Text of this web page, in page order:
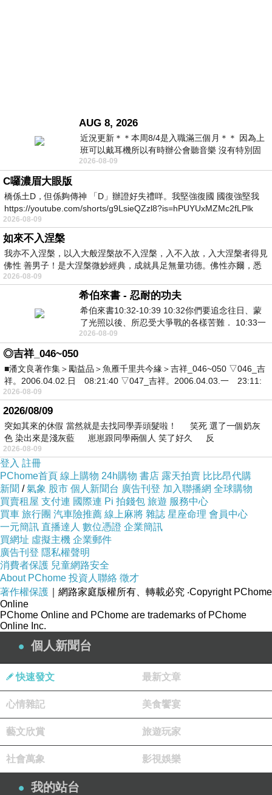
AUG 8, 2026
近況更新＊＊本周8/4是入職滿三個月＊＊ 因為上
班可以戴耳機所以有時辦公會聽音樂 沒有特別固
定哪天但就是一周某一天會固定聽'90
2026-08-09
C囉濃眉大眼版
橋係土D，但係夠傳神 「D」辦證好失禮咩。我堅強復國 國復強堅我
https://youtube.com/shorts/g9LsieQZzl8?is=hPUYUxMZMc2fLPlk
2026-08-09
如來不入涅槃
我亦不入涅槃，以入大般涅槃故不入涅槃，入不入故，入大涅槃者得見
佛性 善男子！是大涅槃微妙經典，成就具足無量功德。佛性亦爾，悉
2026-08-09
希伯來書 - 忍耐的功夫
希伯來書10:32-10:39 10:32你們要追念往日、蒙
了光照以後、所忍受大爭戰的各樣苦難． 10:33一
面被毀謗、遭患難、成了戲景、叫眾人
2026-08-09
◎吉祥_046~050
■潘文良著作集＞勵益品＞魚雁千里共今緣＞吉祥_046~050 ▽046_吉
祥。2006.04.02.日 08:21:40 ▽047_吉祥。2006.04.03.一 23:11:
2026-08-09
2026/08/09
突如其來的休假 當然就是去找同學弄頭髮啦！ 笑死 選了一個奶灰
色 染出來是淺灰藍 崽崽跟同學兩個人 笑了好久 反
2026-08-09
登入 註冊
PChome首頁 線上購物 24h購物 書店 露天拍賣 比比昂代購
新聞 /氣象 股市 個人新聞台 廣告刊登 加入聯播網 全球購物
買賣租屋 支付連 國際連 Pi 拍錢包 旅遊 服務中心
買車 旅行團 汽車險推薦 線上麻將 雜誌 星座命理 會員中心
一元簡訊 直播達人 數位憑證 企業簡訊
買網址 虛擬主機 企業郵件
廣告刊登 隱私權聲明
消費者保護 兒童網路安全
About PChome 投資人聯絡 徵才
著作權保護 ｜網路家庭版權所有、轉載必究 ‧Copyright PChome
Online
PChome Online and PChome are trademarks of PChome
Online Inc.
個人新聞台
快速發文 最新文章
心情雜記 美食饗宴
藝文欣賞 旅遊玩家
社會萬象 影視娛樂
我的站台